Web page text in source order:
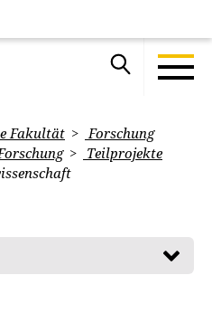
Fakultät
Forschung
Teilprojekte